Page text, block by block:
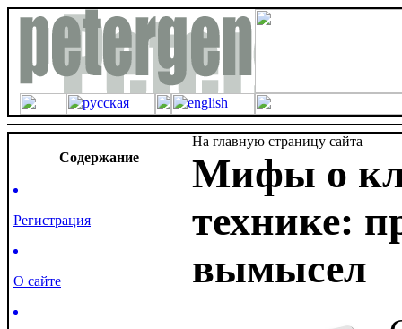
Cодержание
Регистрация
О сайте
На главную страницу сайта
Мифы о
технике:
вымысел